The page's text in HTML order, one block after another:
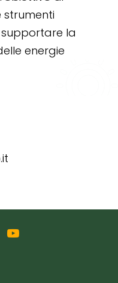
strumenti
la
energie